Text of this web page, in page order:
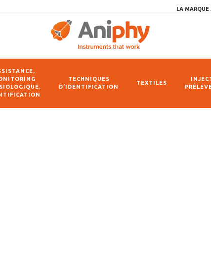
LA MARQUE
TECHNIQUES
D’IDENTIFICATION
TEXTILES